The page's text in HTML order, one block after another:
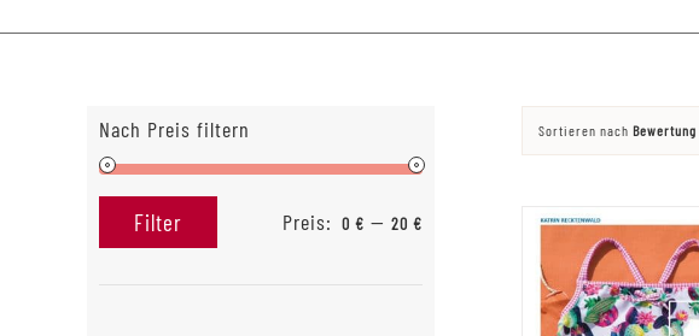
Sortieren nach Bewertung
Nach Preis filtern
Filter Preis: 0 € — 20 €